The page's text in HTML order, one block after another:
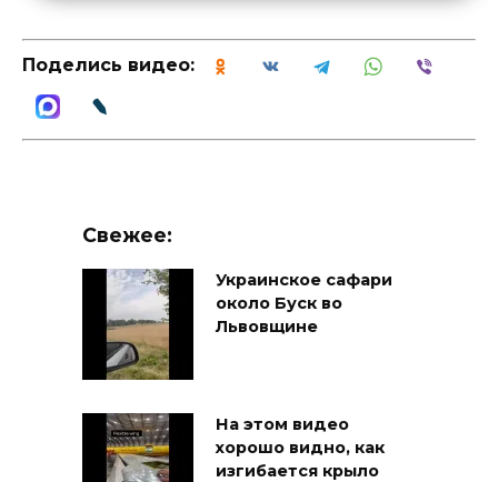
Поделись видео:
Свежее:
Украинское сафари
около Буск во
Львовщине
На этом видео
хорошо видно, как
изгибается крыло